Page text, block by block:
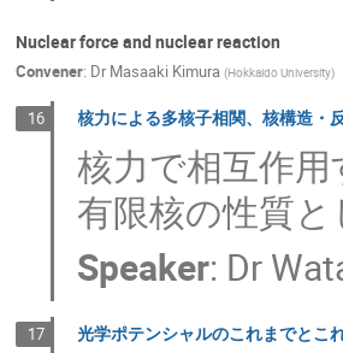
Nuclear force and nuclear reaction
Convener: Dr Masaaki Kimura (Hokkaido University)
16 核力による多核子相関、核構造・
核力で相互作
有限核の性質
Speaker: Dr
17 光学ポテンシャルのこれまでとこ